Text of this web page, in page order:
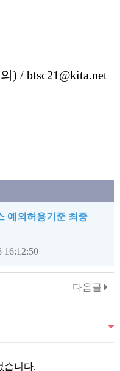
) / btsc21@kita.net
예외허용기준 최종
16:12:50
다음글
습니다.